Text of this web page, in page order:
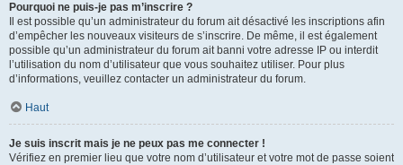
Pourquoi ne puis-je pas m’inscrire ?
Il est possible qu’un administrateur du forum ait désactivé les inscriptions afin
d’empêcher les nouveaux visiteurs de s’inscrire. De même, il est également
possible qu’un administrateur du forum ait banni votre adresse IP ou interdit
l’utilisation du nom d’utilisateur que vous souhaitez utiliser. Pour plus
d’informations, veuillez contacter un administrateur du forum.
Haut
Je suis inscrit mais je ne peux pas me connecter !
Vérifiez en premier lieu que votre nom d’utilisateur et votre mot de passe soient